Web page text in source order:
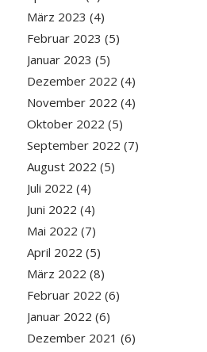
März 2023 (4)
Februar 2023 (5)
Januar 2023 (5)
Dezember 2022 (4)
November 2022 (4)
Oktober 2022 (5)
September 2022 (7)
August 2022 (5)
Juli 2022 (4)
Juni 2022 (4)
Mai 2022 (7)
April 2022 (5)
März 2022 (8)
Februar 2022 (6)
Januar 2022 (6)
Dezember 2021 (6)